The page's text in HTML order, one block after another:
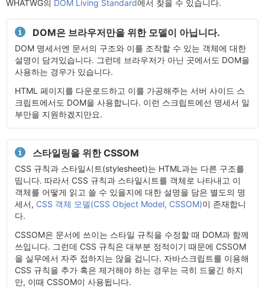
WHATWG의 DOM Living Standard에서 찾을 수 있습니다.
DOM은 브라우저만을 위한 모델이 아닙니다.
DOM 명세서엔 문서의 구조와 이를 조작할 수 있는 객체에 대한
설명이 담겨있습니다. 그런데 브라우저가 아닌 곳에서도 DOM을
사용하는 경우가 있습니다.
HTML 페이지를 다운로드하고 이를 가공해주는 서버 사이드 스
크립트에서도 DOM을 사용합니다. 이런 스크립트에선 명세서 일
부만을 지원하겠지만요.
스타일링을 위한 CSSOM
CSS 규칙과 스타일시트(stylesheet)는 HTML과는 다른 구조를
띱니다. 따라서 CSS 규칙과 스타일시트를 객체로 나타내고 이
객체를 어떻게 읽고 쓸 수 있을지에 대한 설명을 담은 별도의 명
세서, CSS 객체 모델(CSS Object Model, CSSOM)이 존재합니
다.
CSSOM은 문서에 쓰이는 스타일 규칙을 수정할 때 DOM과 함께
쓰입니다. 그런데 CSS 규칙은 대부분 정적이기 때문에 CSSOM
을 실무에서 자주 접하지는 않을 겁니다. 자바스크립트를 이용해
CSS 규칙을 추가 혹은 제거해야 하는 경우는 극히 드물긴 하지
만, 이때 CSSOM이 사용됩니다.